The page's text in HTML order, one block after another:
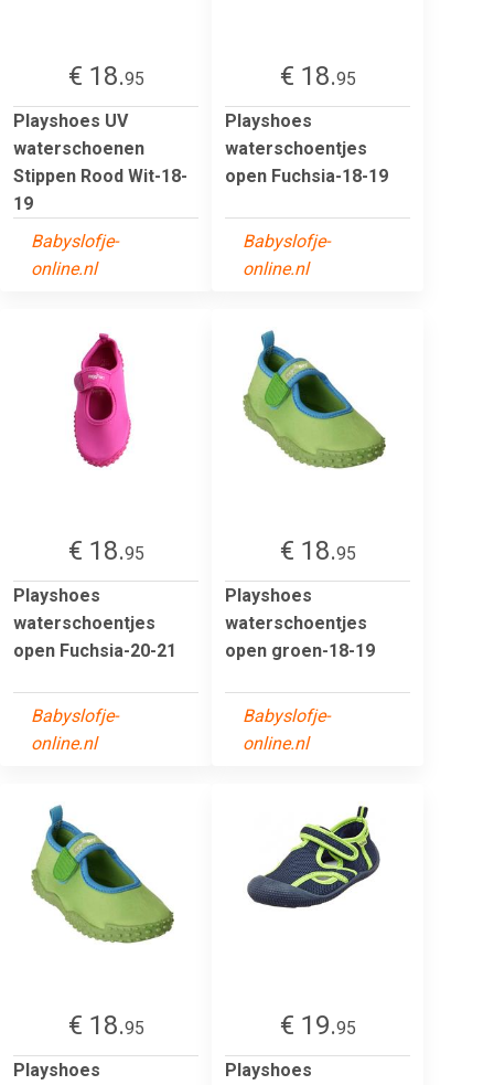
€ 18.95
Playshoes UV
waterschoenen
Stippen Rood Wit-18-
19
Babyslofje-
online.nl
€ 18.95
Playshoes
waterschoentjes
open Fuchsia-18-19
Babyslofje-
online.nl
€ 18.95
Playshoes
waterschoentjes
open Fuchsia-20-21
Babyslofje-
online.nl
€ 18.95
Playshoes
waterschoentjes
open groen-18-19
Babyslofje-
online.nl
€ 18.95
Playshoes
€ 19.95
Playshoes